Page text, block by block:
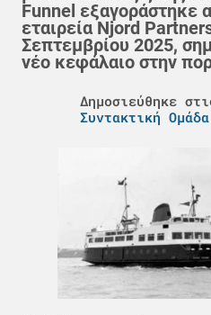
Funnel εξαγοράστηκε
εταιρεία Njord
Σεπτεμβρίου 2025,
νέο κεφάλαιο στην
Δημοσιεύθηκε
Συντακτική